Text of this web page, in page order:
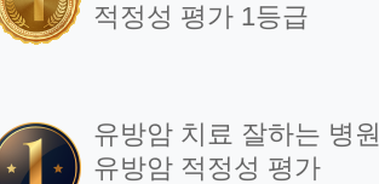
적정성 평가 1등급
유방암 치료 잘하는 병원
유방암 적정성 평가